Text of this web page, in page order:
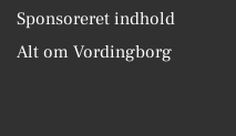
Sponsoreret indhold
Alt om Vordingborg